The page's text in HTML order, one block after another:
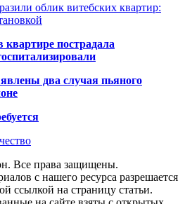
облик витебских квартир:
пострадала
два случая пьяного
Все права защищены.
с нашего ресурса разрешается
ссылкой на страницу статьи.